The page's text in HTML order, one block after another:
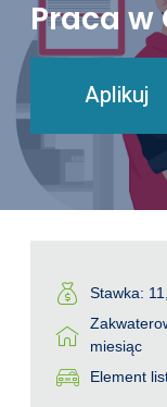
Praca w
Aplikuj
Stawka:
miesiąc​
Element